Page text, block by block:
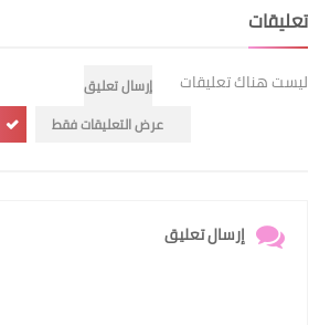
تعليقات
ليست هناك تعليقات
إرسال تعليق
عرض التعليقات فقط
إرسال تعليق